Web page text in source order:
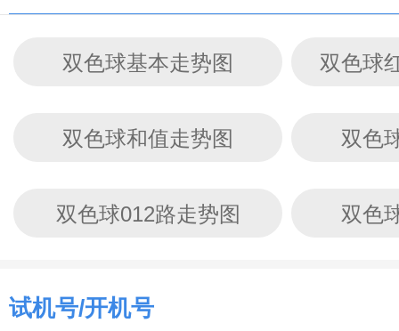
双色球基本走势图 双色球
双色球和值走势图 双色
双色球012路走势图 双色
试机号/开机号